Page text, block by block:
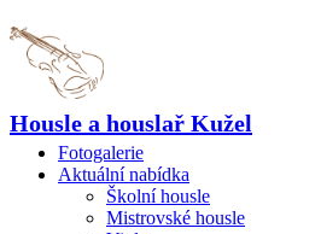
Housle a houslař Kužel
Fotogalerie
Aktuální nabídka
Školní housle
Mistrovské housle